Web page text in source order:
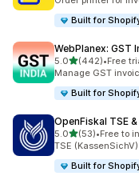
Built for
WebPlanex: GST
5.0별 5개 중
(442)
총 리뷰 442개
•Free
Manage GST
Built for
OpenFiskal TSE
5.0별 5개 중
(53)
총 리뷰 53개
•Free to
TSE
Built for